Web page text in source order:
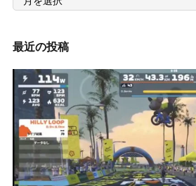
記
最近の投稿